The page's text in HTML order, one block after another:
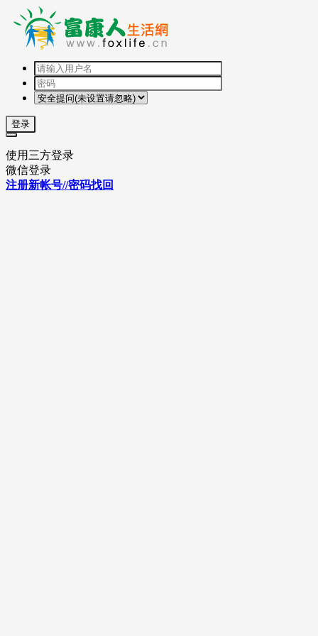
登录
使用三方登录
微信登录
注册新帐号//密码找回